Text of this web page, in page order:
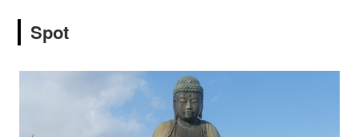
Spot